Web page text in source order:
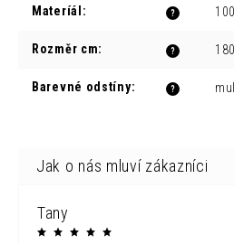
?
Materíál :
?
Rozměr cm:
?
Barevné odstíny:
Tany